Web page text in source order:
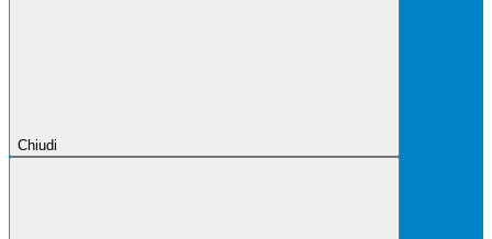
Chiudi